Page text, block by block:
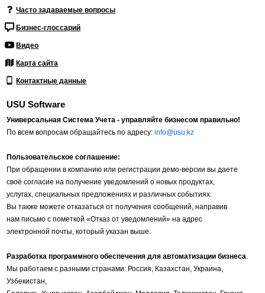
Часто задаваемые вопросы
Бизнес-глоссарий
Видео
Карта сайта
Контактные данные
USU Software
Универсальная Система Учета - управляйте бизнесом правильно!
По всем вопросам обращайтесь по адресу:info@usu.kz
Пользовательское соглашение:
При обращении в компанию или регистрации демо-версии вы даете
своё согласие на получение уведомлений о новых продуктах,
услугах, специальных предложениях и различных событиях.
Вы также можете отказаться от получения сообщений, направив
нам письмо с пометкой «Отказ от уведомлений» на адрес
электронной почты, который указан выше.
Разработка программного обеспечения для автоматизации бизнеса.
Мы работаем с разными странами: Россия, Казахстан, Украина,
Узбекистан,